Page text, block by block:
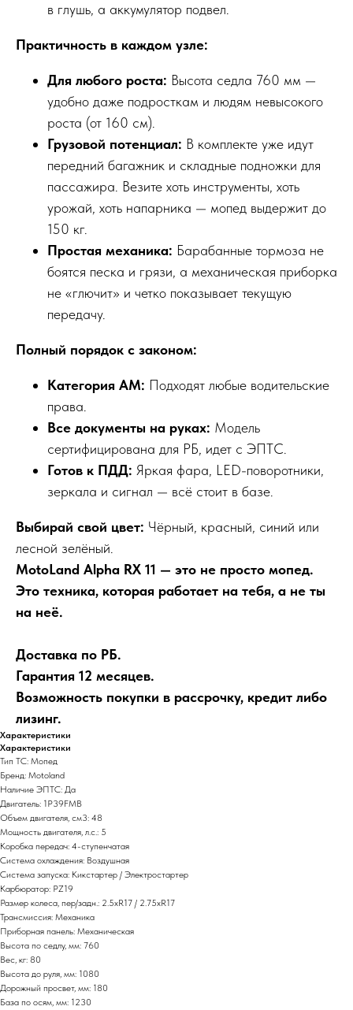
в глушь, а аккумулятор подвел.
Практичность в каждом узле:
Для любого роста: Высота седла 760 мм —
удобно даже подросткам и людям невысокого
роста (от 160 см).
Грузовой потенциал: В комплекте уже идут
передний багажник и складные подножки для
пассажира. Везите хоть инструменты, хоть
урожай, хоть напарника — мопед выдержит до
150 кг.
Простая механика: Барабанные тормоза не
боятся песка и грязи, а механическая приборка
не «глючит» и четко показывает текущую
передачу.
Полный порядок с законом:
Категория АМ: Подходят любые водительские
права.
Все документы на руках: Модель
сертифицирована для РБ, идет с ЭПТС.
Готов к ПДД: Яркая фара, LED-поворотники,
зеркала и сигнал — всё стоит в базе.
Выбирай свой цвет: Чёрный, красный, синий или
лесной зелёный.
MotoLand Alpha RX 11 — это не просто мопед.
Это техника, которая работает на тебя, а не ты
на неё.
Доставка по РБ.
Гарантия 12 месяцев.
Возможность покупки в рассрочку, кредит либо
лизинг.
Характеристики
Характеристики
Тип ТС: Мопед
Бренд: Motoland
Наличие ЭПТС: Да
Двигатель: 1P39FMB
Объем двигателя, см3: 48
Мощность двигателя, л.с.: 5
Коробка передач: 4-ступенчатая
Система охлаждения: Воздушная
Система запуска: Кикстартер / Электростартер
Карбюратор: PZ19
Размер колеса, пер/задн.: 2.5хR17 / 2.75хR17
Трансмиссия: Механика
Приборная панель: Механическая
Высота по седлу, мм: 760
Вес, кг: 80
Высота до руля, мм: 1080
Дорожный просвет, мм: 180
База по осям, мм: 1230